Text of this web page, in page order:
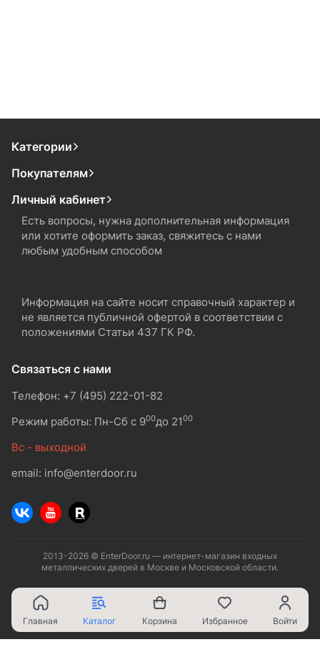
Категории
Покупателям
Личный кабинет
Есть вопросы, нужна дополнительная информация
или хотите оформить заказ, свяжитесь с нами
любым удобным способом
Информация на сайте носит справочный характер и
не является публичной офертой в соответствии с
положениями Статьи 437 ГК РФ.
Связаться с нами
Телефон: +7 (495) 222-01-82
Режим работы: Пн-Сб с 900до 2100
Вс - выходной
email: info@enterdoor.ru
2013-2026 © EnterDoor.ru — интернет-магазин входных
металлических дверей в Москве и Московской области.
Главная Каталог Корзина Избранное Войти